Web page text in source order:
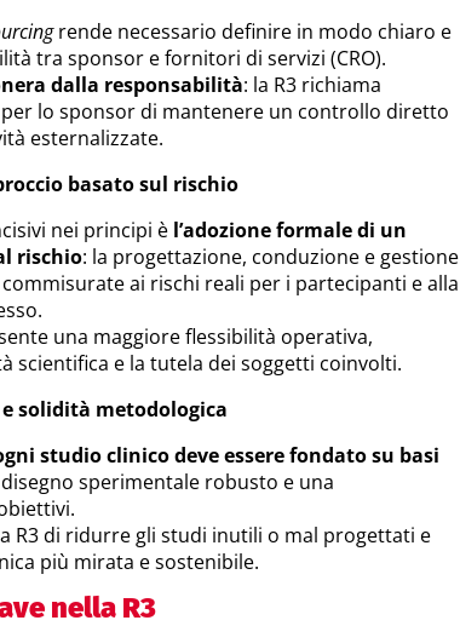
rende necessario definire in modo chiaro e
tra sponsor e fornitori di servizi (CRO).
dalla responsabilità: la R3 richiama
lo sponsor di mantenere un controllo diretto
esternalizzate.
basato sul rischio
nei principi è l’adozione formale di un
rischio: la progettazione, conduzione e gestione
ai rischi reali per i partecipanti e alla
una maggiore flessibilità operativa,
scientifica e la tutela dei soggetti coinvolti.
solidità metodologica
studio clinico deve essere fondato su basi
sperimentale robusto e una
R3 di ridurre gli studi inutili o mal progettati e
più mirata e sostenibile.
nella R3